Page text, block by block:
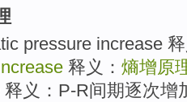
pressure increase
释义： 熵增原
释义：P-R间期逐次增